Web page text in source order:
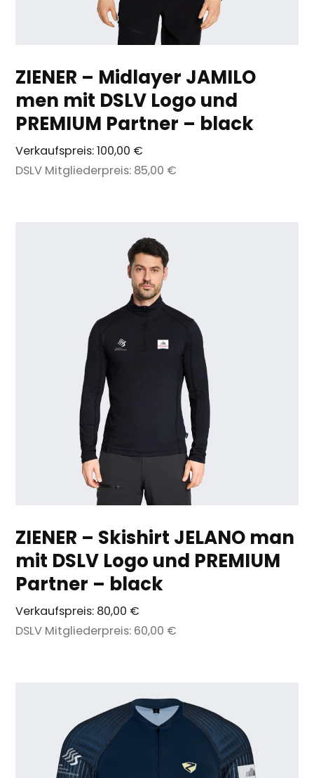
ZIENER – Midlayer JAMILO
men mit DSLV Logo und
PREMIUM Partner – black
Verkaufspreis:100,00 €
DSLV Mitgliederpreis: 85,00 €
ZIENER – Skishirt JELANO man
mit DSLV Logo und PREMIUM
Partner – black
Verkaufspreis: 80,00 €
DSLV Mitgliederpreis: 60,00 €